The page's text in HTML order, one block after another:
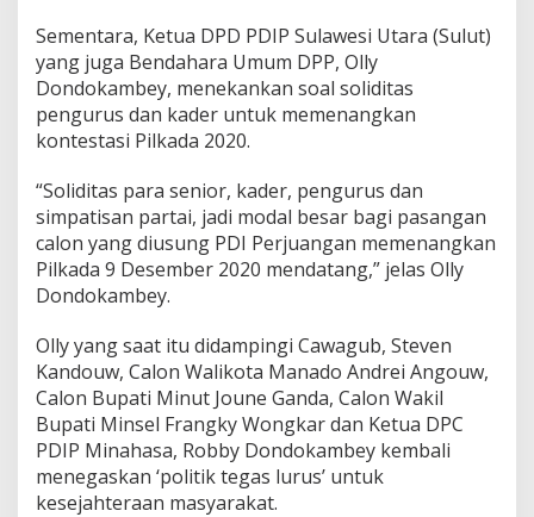
Sementara, Ketua DPD PDIP Sulawesi Utara (Sulut)
yang juga Bendahara Umum DPP, Olly
Dondokambey, menekankan soal soliditas
pengurus dan kader untuk memenangkan
kontestasi Pilkada 2020.
“Soliditas para senior, kader, pengurus dan
simpatisan partai, jadi modal besar bagi pasangan
calon yang diusung PDI Perjuangan memenangkan
Pilkada 9 Desember 2020 mendatang,” jelas Olly
Dondokambey.
Olly yang saat itu didampingi Cawagub, Steven
Kandouw, Calon Walikota Manado Andrei Angouw,
Calon Bupati Minut Joune Ganda, Calon Wakil
Bupati Minsel Frangky Wongkar dan Ketua DPC
PDIP Minahasa, Robby Dondokambey kembali
menegaskan ‘politik tegas lurus’ untuk
kesejahteraan masyarakat.